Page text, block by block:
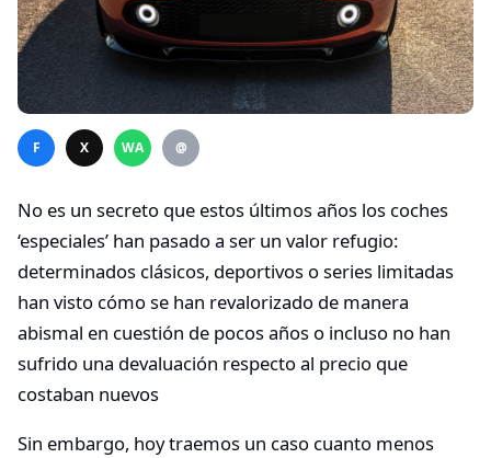
F X WA @
No es un secreto que estos últimos años los coches
‘especiales’ han pasado a ser un valor refugio:
determinados clásicos, deportivos o series limitadas
han visto cómo se han revalorizado de manera
abismal en cuestión de pocos años o incluso no han
sufrido una devaluación respecto al precio que
costaban nuevos
Sin embargo, hoy traemos un caso cuanto menos